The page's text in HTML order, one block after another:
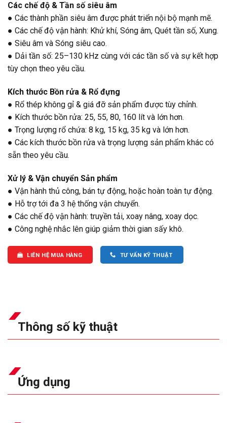
Các chế độ & Tần số siêu âm
● Các thành phần siêu âm được phát triển nội bộ mạnh mẽ.
● Các chế độ vận hành: Khử khí, Sóng âm, Quét tần số, Xung.
● Siêu âm và Sóng siêu cao.
● Dải tần số: 25–130 kHz cùng với các tần số và sự kết hợp
tùy chọn theo yêu cầu.
Kích thước Bồn rửa & Rổ đựng
● Rổ thép không gỉ & giá đỡ sản phẩm được tùy chỉnh.
● Kích thước bồn rửa: 25, 55, 80, 160 lít và lớn hơn.
● Trọng lượng rổ chứa: 8 kg, 15 kg, 35 kg và lớn hơn.
● Các kích thước bồn rửa và trọng lượng sản phẩm khác có
sẵn theo yêu cầu.
Xử lý & Vận chuyển Sản phẩm
● Vận hành thủ công, bán tự động, hoặc hoàn toàn tự động.
● Hỗ trợ tới đa 3 hệ thống vận chuyển.
● Các chế độ vận hành: truyền tải, xoay nâng, xoay dọc.
● Công nghệ nhắc lên giúp giảm thời gian sấy khô.
LIÊN HỆ MUA HÀNG TƯ VẤN KỸ THUẬT
Thông số kỹ thuật
Ứng dụng